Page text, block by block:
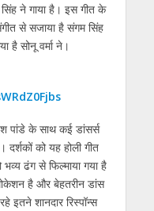
ने गाया है। इस गीत के
से सजाया है संगम सिंह
है सोनू वर्मा ने।
पांडे के साथ कई डांसर्स
को यह होली गीत
ढंग से फिल्माया गया है
है और बेहतरीन डांस
इतने शानदार रिस्पॉन्स